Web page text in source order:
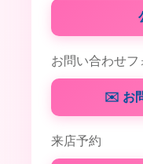
お問い合わせフ
✉️ お
来店予約